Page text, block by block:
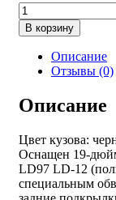
Количество
товара
IG3750
Ignition
Model
Ferrari
LB-
WORKS
Black
1:18
В корзину
Описание
Отзывы (0)
Описание
Цвет кузова:
Оснащен 19-
LD97 LD-12
специальным